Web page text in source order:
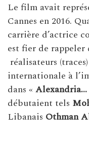
Le film avait
Cannes en 2016.
carrière d’actrice
est fier de
réalisateurs
internationale à
dans «
débutaient tels
Libanais Othman